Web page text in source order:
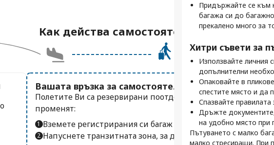
Как действа самостоятелното
Вашата връзка за самостоятелен трансфер
Полетите Ви са резервирани поотделно, така че тук нещата
променят:
Вземете регистрирания си багаж – ако имате такъв.
Напуснете транзитната зона, за да стигнете до зоната за
Професионални
самостоятелно
Използвайте нашата
полети, да
информация в
Следете
Повечето са
напомняния, за да не
Планирайте по-
За разлика от
повторно
преминаване през
Придържайте се към
багажа си до
прекалено много за
Хитри съвети за
Използвайте личния
допълнителни
Опаковайте в
спестите място и да
Спазвайте
Дръжте
на удобно място при
Пътуването с малко
малко стресиращи. При